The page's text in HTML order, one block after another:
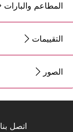
المطاعم والبارات
التقييمات
الصور
اتصل بنا